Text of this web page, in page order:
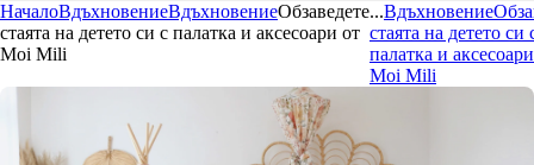
НачалоВдъхновениеВдъхновениеОбзаведете
стаята на детето си с палатка и аксесоари от
Moi Mili
...Вдъхновение
стаята на детето си
палатка и
Moi Mili